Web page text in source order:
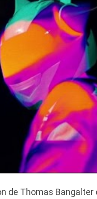
de Thomas Bangalter